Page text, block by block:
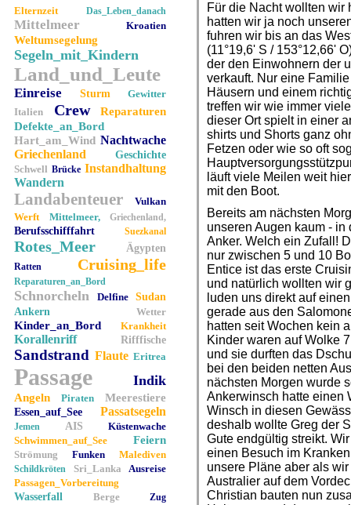
Elternzeit Das_Leben_danach
Mittelmeer Kroatien
Weltumsegelung
Segeln_mit_Kindern
Land_und_Leute
Einreise Sturm
Gewitter
Italien
Crew
Reparaturen
Defekte_an_Bord
Hart_am_Wind Nachtwache
Griechenland
Geschichte
Schwell Brücke Instandhaltung
Wandern
Landabenteuer
Vulkan
Werft
Mittelmeer, Griechenland,
Berufsschifffahrt Suezkanal
Rotes_Meer Ägypten
Ratten Cruising_life
Reparaturen_an_Bord
Schnorcheln Delfine
Sudan
Ankern
Wetter
Kinder_an_Bord Krankheit
Korallenriff Rifffische
Sandstrand Flaute Eritrea
Passage Indik
Angeln Piraten Meerestiere
Essen_auf_See Passatsegeln
Jemen AIS
Küstenwache
Schwimmen_auf_See
Feiern
Strömung Funken Malediven
Schildkröten Sri_Lanka
Ausreise
Passagen_Vorbereitung
Wasserfall
Berge Zug
Für die Nacht wollten wir
hatten wir ja noch
fuhren wir bis an das
(11°19,6' S / 153°12,66'
der den Einwohnern der
verkauft. Nur eine
Häusern und einem
treffen wir wie immer
dieser Ort spielt in einer
shirts und Shorts ganz
Fetzen oder wie so oft
läuft viele Meilen weit
mit den Boot.
Bereits am nächsten
unseren Augen kaum -
Anker. Welch ein Zufall!
nur zwischen 5 und 10
Entice ist das erste
und natürlich wollten wir
luden uns direkt auf
gerade aus den
hatten seit Wochen kein
Kinder waren auf Wolke
und sie durften das
bei den beiden netten
nächsten Morgen wurde
Ankerwinsch hatte einen
Winsch in diesen
deshalb wollte Greg der
Gute endgültig streikt.
einen Besuch im
unsere Pläne aber als
Australier auf dem
Christian bauten nun